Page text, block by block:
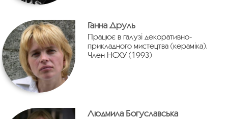
Ганна Друль
Працює в галузі декоративно-
прикладного мистецтва (кераміка).
Член НСХУ (1993)
Людмила Богуславська